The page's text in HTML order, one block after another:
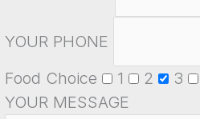
YOUR PHONE
Food Choice
1 2 3
YOUR MESSAGE